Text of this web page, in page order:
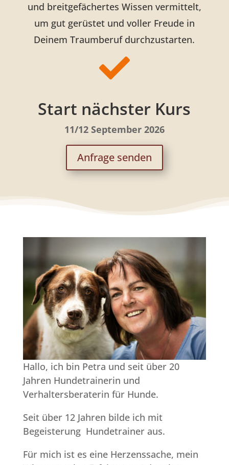
und breitgefächertes Wissen vermittelt,
um gut gerüstet und voller Freude in
Deinem Traumberuf durchzustarten.

Start nächster Kurs
11/12 September 2026
Anfrage senden
Hallo, ich bin Petra und seit über 20
Jahren Hundetrainerin und
Verhaltersberaterin für Hunde.
Seit über 12 Jahren bilde ich mit
Begeisterung Hundetrainer aus.
Für mich ist es eine Herzenssache, mein